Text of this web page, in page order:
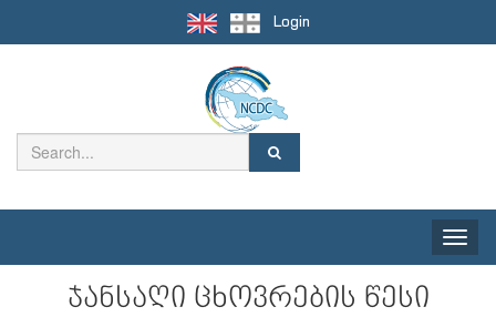
Login
Toggle
ჯანსაღი ცხოვრების წესი